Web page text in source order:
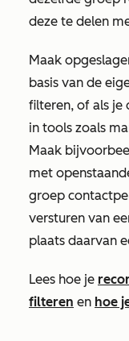
deze te delen
Maak
basis van de
filteren, of als je
in tools zoals
Maak
met
groep
versturen van
plaats daarvan
Lees hoe je
filteren en hoe